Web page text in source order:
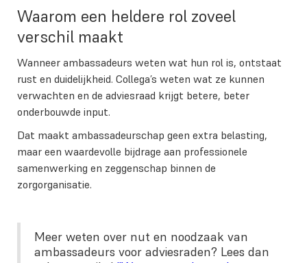
Waarom een heldere rol zoveel
verschil maakt
Wanneer ambassadeurs weten wat hun rol is, ontstaat
rust en duidelijkheid. Collega’s weten wat ze kunnen
verwachten en de adviesraad krijgt betere, beter
onderbouwde input.
Dat maakt ambassadeurschap geen extra belasting,
maar een waardevolle bijdrage aan professionele
samenwerking en zeggenschap binnen de
zorgorganisatie.
Meer weten over nut en noodzaak van
ambassadeurs voor adviesraden? Lees dan